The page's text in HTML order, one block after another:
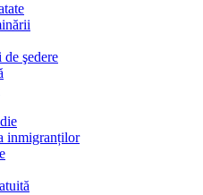
şedere
inmigranților